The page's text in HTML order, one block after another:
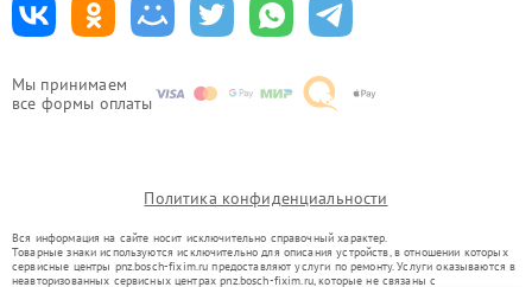
Мы принимаем
все формы оплаты
Политика конфиденциальности
Вся информация на сайте носит исключительно справочный характер.
Товарные знаки используются исключительно для описания устройств, в отношении которых
сервисные центры pnz.bosch-fixim.ru предоставляют услуги по ремонту. Услуги оказываются в
неавторизованных сервисных центрах pnz.bosch-fixim.ru, которые не связаны с